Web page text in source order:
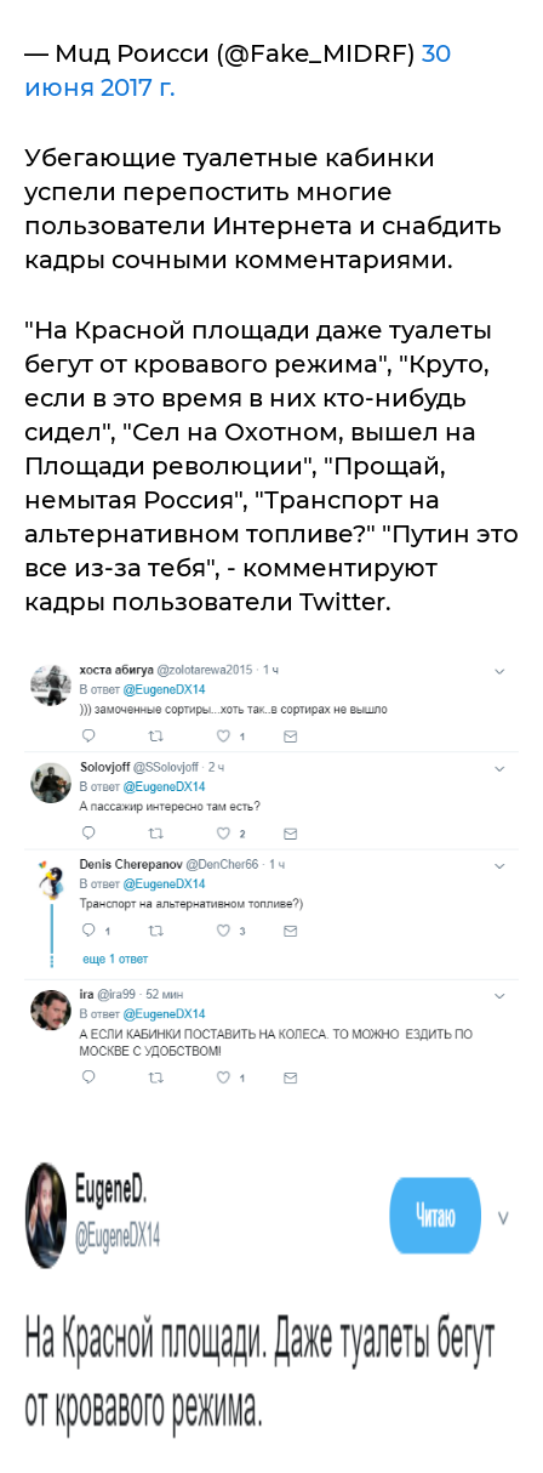
— Мuд Роисси (@Fake_MIDRF) 30
июня 2017 г.
Убегающие туалетные кабинки
успели перепостить многие
пользователи Интернета и снабдить
кадры сочными комментариями.
"На Красной площади даже туалеты
бегут от кровавого режима", "Круто,
если в это время в них кто-нибудь
сидел", "Сел на Охотном, вышел на
Площади революции", "Прощай,
немытая Россия", "Транспорт на
альтернативном топливе?" "Путин это
все из-за тебя", - комментируют
кадры пользователи Twitter.